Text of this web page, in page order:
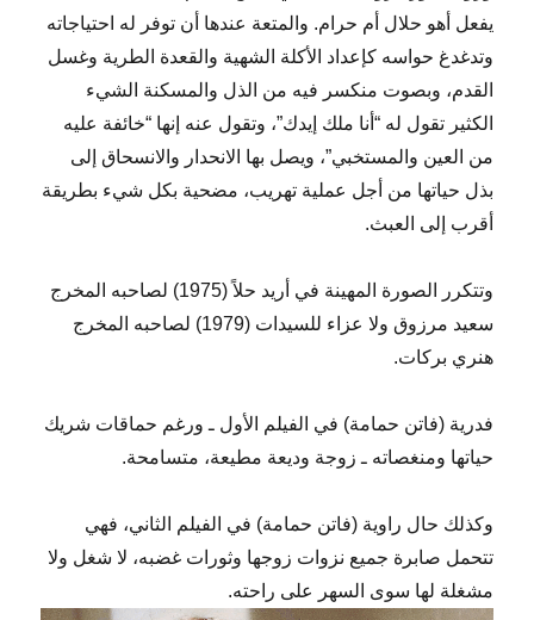
يفعل أهو حلال أم حرام. والمتعة عندها أن توفر له احتياجاته
وتدغدغ حواسه كإعداد الأكلة الشهية والقعدة الطرية وغسل
القدم، وبصوت منكسر فيه من الذل والمسكنة الشيء
الكثير تقول له “أنا ملك إيدك”، وتقول عنه إنها “خائفة عليه
من العين والمستخبي”، ويصل بها الانحدار والانسحاق إلى
بذل حياتها من أجل عملية تهريب، مضحية بكل شيء بطريقة
أقرب إلى العبث.
وتتكرر الصورة المهينة في أريد حلاً (1975) لصاحبه المخرج
سعيد مرزوق ولا عزاء للسيدات (1979) لصاحبه المخرج
هنري بركات.
فدرية (فاتن حمامة) في الفيلم الأول ـ ورغم حماقات شريك
حياتها ومنغصاته ـ زوجة وديعة مطيعة، متسامحة.
وكذلك حال راوية (فاتن حمامة) في الفيلم الثاني، فهي
تتحمل صابرة جميع نزوات زوجها وثورات غضبه، لا شغل ولا
مشغلة لها سوى السهر على راحته.